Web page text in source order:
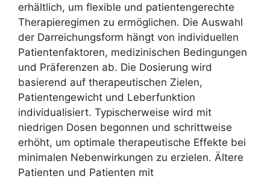
erhältlich, um flexible und patientengerechte
Therapieregimen zu ermöglichen. Die Auswahl
der Darreichungsform hängt von individuellen
Patientenfaktoren, medizinischen Bedingungen
und Präferenzen ab. Die Dosierung wird
basierend auf therapeutischen Zielen,
Patientengewicht und Leberfunktion
individualisiert. Typischerweise wird mit
niedrigen Dosen begonnen und schrittweise
erhöht, um optimale therapeutische Effekte bei
minimalen Nebenwirkungen zu erzielen. Ältere
Patienten und Patienten mit